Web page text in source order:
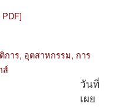
การ, อุตสาหกรรม, การ
ส์
วันที่
เผย